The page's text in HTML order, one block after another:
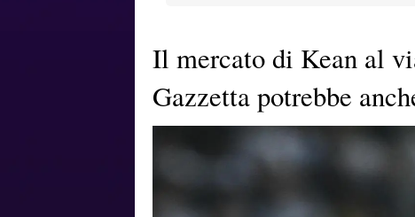
Il mercato di Kean al
Gazzetta potrebbe